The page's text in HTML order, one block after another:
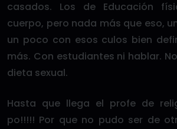
casados. Los de Educación
cuerpo, pero nada más que eso,
un poco con esos culos bien
más. Con estudiantes ni hablar.
dieta sexual.
Hasta que llega el profe de
po!!!!! Por que no pudo ser de